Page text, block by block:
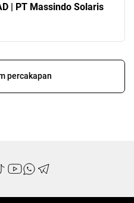
| PT Massindo Solaris
percakapan